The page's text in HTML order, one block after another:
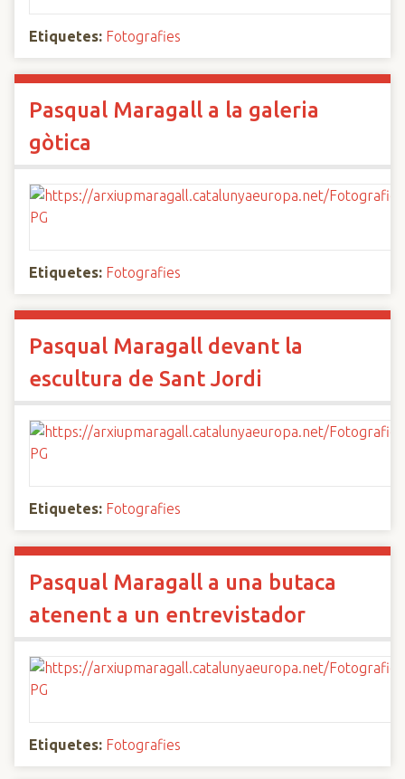
Etiquetes: Fotografies
Pasqual Maragall a la galeria
gòtica
Etiquetes: Fotografies
Pasqual Maragall devant la
escultura de Sant Jordi
Etiquetes: Fotografies
Pasqual Maragall a una butaca
atenent a un entrevistador
Etiquetes: Fotografies